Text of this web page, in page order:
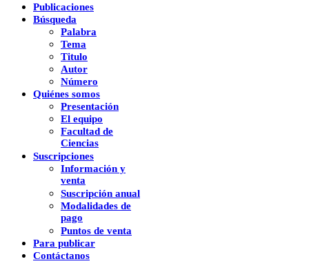
Publicaciones
Búsqueda
Palabra
Tema
Titulo
Autor
Número
Quiénes somos
Presentación
El equipo
Facultad de
Ciencias
Suscripciones
Información y
venta
Suscripción anual
Modalidades de
pago
Puntos de venta
Para publicar
Contáctanos